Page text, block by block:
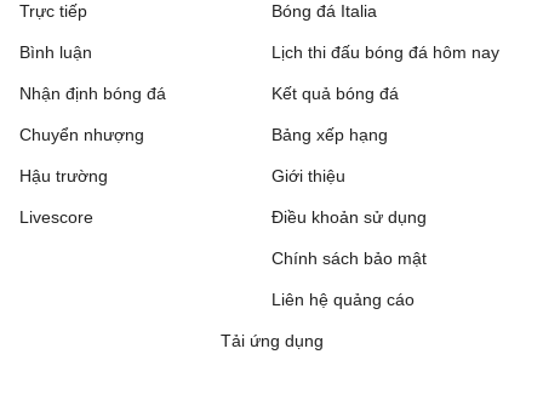
Trực tiếp Bóng đá Italia
Bình luận
Nhận định bóng đá
Chuyển nhượng
Hậu trường
Livescore
Lịch thi đấu bóng đá hôm nay
Kết quả bóng đá
Bảng xếp hạng
Giới thiệu
Điều khoản sử dụng
Chính sách bảo mật
Liên hệ quảng cáo
Tải ứng dụng